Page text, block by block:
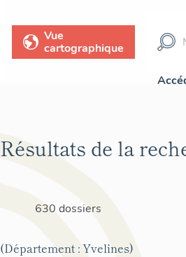
Vue
cartographique
Résultats de la
630 dossiers
(Département : Yvelines)